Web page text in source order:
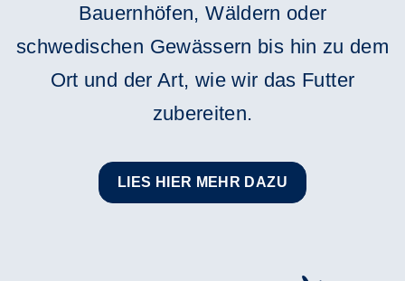
Bauernhöfen, Wäldern oder
schwedischen Gewässern bis hin zu dem
Ort und der Art, wie wir das Futter
zubereiten.
LIES HIER MEHR DAZU